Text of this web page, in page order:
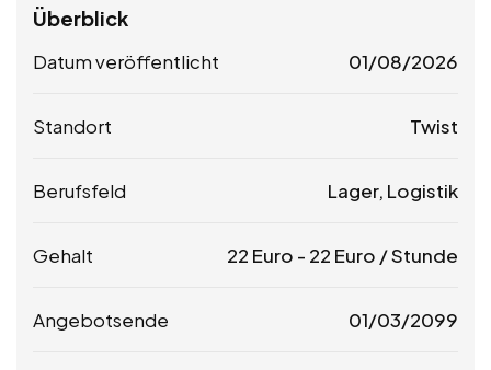
Überblick
Datum veröffentlicht 01/08/2026
Standort Twist
Berufsfeld Lager, Logistik
Gehalt 22 Euro - 22 Euro / Stunde
Angebotsende 01/03/2099